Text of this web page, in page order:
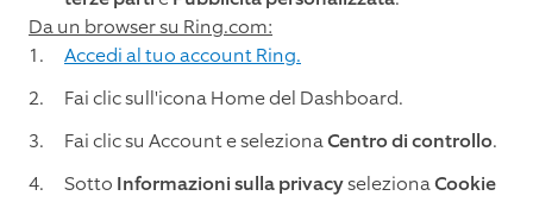
Da un browser su Ring.com:
Accedi al tuo account Ring.
Fai clic sull'icona Home del Dashboard.
Fai clic su Account e selezionaCentro di controllo.
Sotto Informazioni sulla privacyselezionaCookie